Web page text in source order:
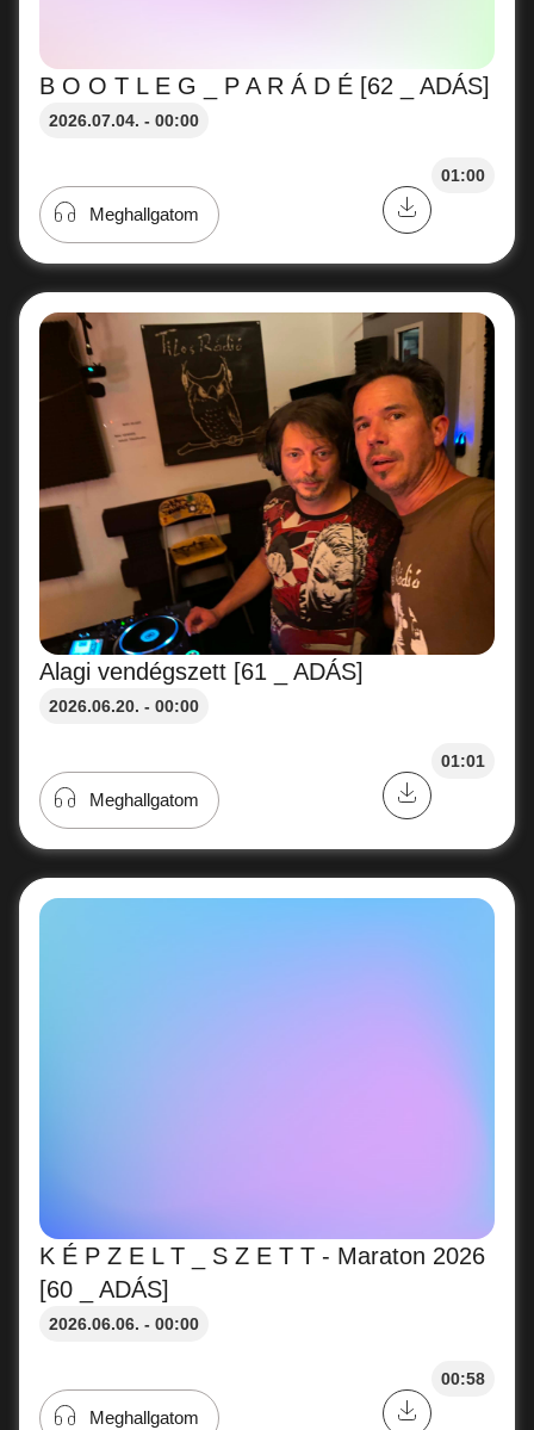
B O O T L E G _ P A R Á D É [62 _ ADÁS]
2026.07.04. - 00:00
01:00
Meghallgatom
Alagi vendégszett [61 _ ADÁS]
2026.06.20. - 00:00
01:01
Meghallgatom
K É P Z E L T _ S Z E T T - Maraton 2026
[60 _ ADÁS]
2026.06.06. - 00:00
00:58
Meghallgatom